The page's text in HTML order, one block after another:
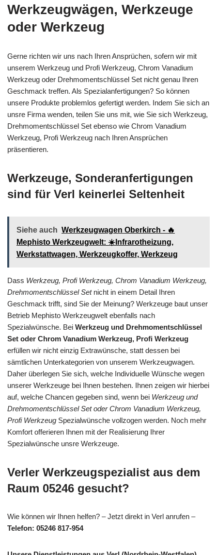
Werkzeugwägen, Werkzeuge
oder Werkzeug
Gerne richten wir uns nach Ihren Ansprüchen, sofern wir mit
unserem Werkzeug und Profi Werkzeug, Chrom Vanadium
Werkzeug oder Drehmomentschlüssel Set nicht genau Ihren
Geschmack treffen. Als Spezialanfertigungen? So können
unsere Produkte problemlos gefertigt werden. Indem Sie sich an
unsre Firma wenden, teilen Sie uns mit, wie Sie sich Werkzeug,
Drehmomentschlüssel Set ebenso wie Chrom Vanadium
Werkzeug, Profi Werkzeug nach Ihren Ansprüchen
präsentieren.
Werkzeuge, Sonderanfertigungen
sind für Verl keinerlei Seltenheit
Siehe auch Werkzeugwagen Oberkirch - 🔥
Mephisto Werkzeugwelt: ☀️Infrarotheizung,
Werkstattwagen, Werkzeugkoffer, Werkzeug
Dass Werkzeug, Profi Werkzeug, Chrom Vanadium Werkzeug,
Drehmomentschlüssel Setnicht in einem Detail Ihren
Geschmack trifft, sind Sie der Meinung? Werkzeuge baut unser
Betrieb Mephisto Werkzeugwelt ebenfalls nach
Spezialwünsche. Bei Werkzeug und Drehmomentschlüssel
Set oder Chrom Vanadium Werkzeug, Profi Werkzeug
erfüllen wir nicht einzig Extrawünsche, statt dessen bei
sämtlichen Unterkategorien von unserem Werkzeugwagen.
Daher überlegen Sie sich, welche Individuelle Wünsche wegen
unserer Werkzeuge bei Ihnen bestehen. Ihnen zeigen wir hierbei
auf, welche Chancen gegeben sind, wenn bei Werkzeug und
Drehmomentschlüssel Set oder Chrom Vanadium Werkzeug,
Profi Werkzeug Spezialwünsche vollzogen werden. Noch mehr
Komfort offerieren Ihnen mit der Realisierung Ihrer
Spezialwünsche unsre Werkzeuge.
Verler Werkzeugspezialist aus dem
Raum 05246 gesucht?
Wie können wir Ihnen helfen? – Jetzt direkt in Verl anrufen –
Telefon: 05246 817-954